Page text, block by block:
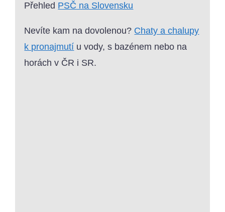
Přehled PSČ na Slovensku
Nevíte kam na dovolenou? Chaty a chalupy
k pronajmutí u vody, s bazénem nebo na
horách v ČR i SR.